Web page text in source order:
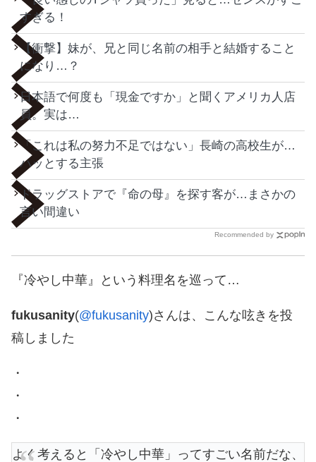
すぎる！
【衝撃】妹が、兄と同じ名前の相手と結婚すること
になり…？
日本語で何度も「現金ですか」と聞くアメリカ人店
員。実は…
「これは私の努力不足ではない」長崎の高校生が…
ハッとする主張
ドラッグストアで『命の母』を探す客が…まさかの
言い間違い
Recommended by
『冷やし中華』という料理名を巡って…
fukusanity(@fukusanity)さんは、こんな呟きを投
稿しました
・
・
・
よく考えると「冷やし中華」ってすごい名前だな、